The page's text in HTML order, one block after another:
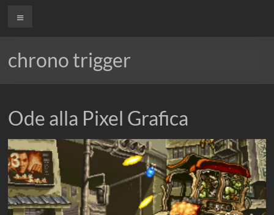
The Nerd Experience
Menu
chrono trigger
Ode alla Pixel Grafica